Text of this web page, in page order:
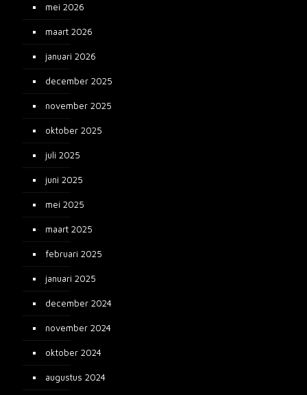
mei 2026
maart 2026
januari 2026
december 2025
november 2025
oktober 2025
juli 2025
juni 2025
mei 2025
maart 2025
februari 2025
januari 2025
december 2024
november 2024
oktober 2024
augustus 2024